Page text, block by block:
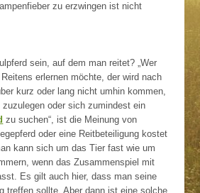
zu erzwingen ist nicht
sein, auf dem man reitet? „Wer
erlernen möchte, der wird nach
kurz oder lang nicht umhin kommen,
oder sich zumindest ein
zu suchen“, ist die Meinung von
oder eine Reitbeteiligung kostet
kann sich um das Tier fast wie um
wenn das Zusammenspiel mit
Es gilt auch hier, dass man seine
treffen sollte. Aber dann ist eine solche